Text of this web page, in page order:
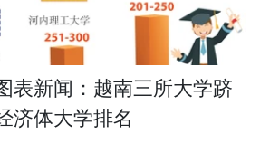
表新闻：越南三所大学跻
济体大学排名